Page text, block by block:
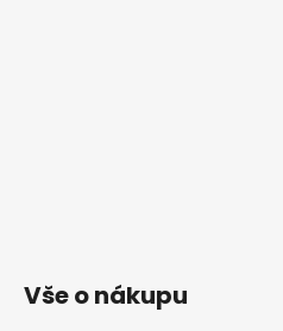
Vše o nákupu